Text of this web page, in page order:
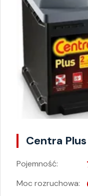
Centra
Pojemność:
Moc rozruchowa: